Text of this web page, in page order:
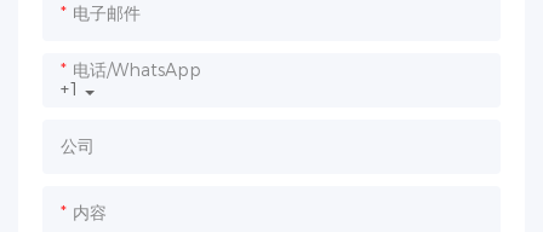
电子邮件
+1
电话/WhatsApp
公司
内容